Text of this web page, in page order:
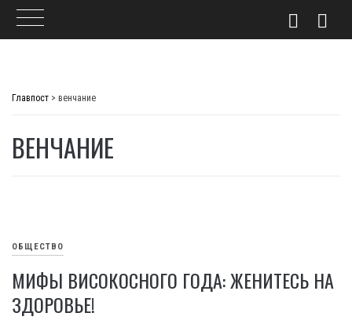
Главпост > венчание
ВЕНЧАНИЕ
ОБЩЕСТВО
МИФЫ ВИСОКОСНОГО ГОДА: ЖЕНИТЕСЬ НА
ЗДОРОВЬЕ!